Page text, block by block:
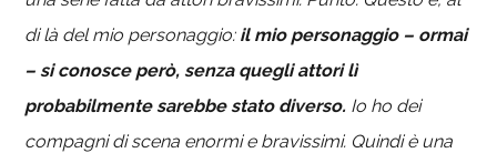
di là del mio personaggio:il mio personaggio – ormai
– si conosce però, senza quegli attori lì
probabilmente sarebbe stato diverso. Io ho dei
compagni di scena enormi e bravissimi. Quindi è una